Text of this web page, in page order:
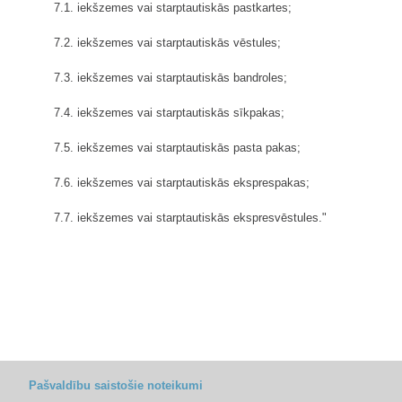
7.1. iekšzemes vai starptautiskās pastkartes;
7.2. iekšzemes vai starptautiskās vēstules;
7.3. iekšzemes vai starptautiskās bandroles;
7.4. iekšzemes vai starptautiskās sīkpakas;
7.5. iekšzemes vai starptautiskās pasta pakas;
7.6. iekšzemes vai starptautiskās eksprespakas;
7.7. iekšzemes vai starptautiskās ekspresvēstules."
Pašvaldību saistošie noteikumi